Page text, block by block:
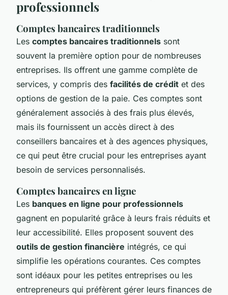
professionnels
Comptes bancaires traditionnels
Les comptes bancaires traditionnels sont
souvent la première option pour de nombreuses
entreprises. Ils offrent une gamme complète de
services, y compris des facilités de crédit et des
options de gestion de la paie. Ces comptes sont
généralement associés à des frais plus élevés,
mais ils fournissent un accès direct à des
conseillers bancaires et à des agences physiques,
ce qui peut être crucial pour les entreprises ayant
besoin de services personnalisés.
Comptes bancaires en ligne
Les banques en ligne pour professionnels
gagnent en popularité grâce à leurs frais réduits et
leur accessibilité. Elles proposent souvent des
outils de gestion financière intégrés, ce qui
simplifie les opérations courantes. Ces comptes
sont idéaux pour les petites entreprises ou les
entrepreneurs qui préfèrent gérer leurs finances de